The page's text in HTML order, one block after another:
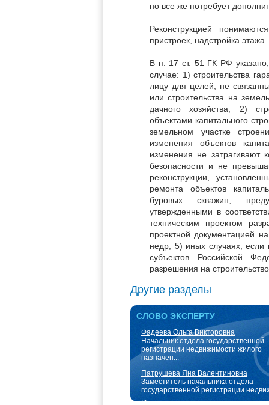
но все же потребует
Реконструкцией
пристроек, надстройка этажа.
В п. 17 ст. 51 ГК РФ
случае: 1) строительства
лицу для целей, не
или строительства на
дачного хозяйства; 2)
объектами капитального
земельном участке
изменения объектов
изменения не затрагивают
безопасности и не
реконструкции,
ремонта объектов
буровых скважин,
утвержденными в
техническим проектом
проектной документацией
недр; 5) иных случаях, если
субъектов Российской
разрешения на
Другие разделы
СЛОВО ЭКСПЕРТУ
Фадеева Ольга Викторовна
Начальник отдела государственной
регистрации недвижимости жилого
назначен...
Патрушева Яна Валентиновна
Заместитель начальника отдела
государственной регистрации